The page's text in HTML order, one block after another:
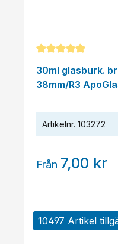
10497 Artikel
Genomsnittligt
30ml glasburk.
38mm/R3
Artikelnr. 103272
Från 7,00 kr